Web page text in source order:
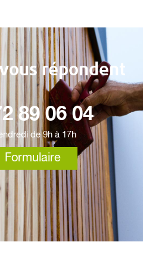
répondent
89 06 04
de 9h à 17h
Formulaire